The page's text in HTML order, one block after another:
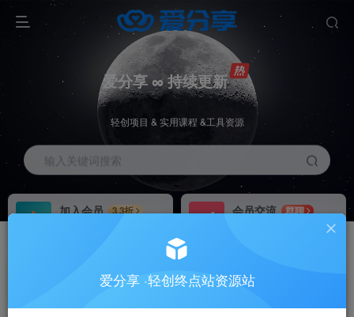
爱分享 ∞ 持续更新
轻创项目 & 实用课程 &工具资源
输入关键词搜索
加入会员
3.3折
会员交流
群聊
推广返佣高达70%
24小时自动赚钱
爱分享 ·轻创终点站资源站